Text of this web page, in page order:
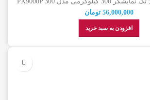
Storm
56,000,000 تومان
افزودن به سبد خرید